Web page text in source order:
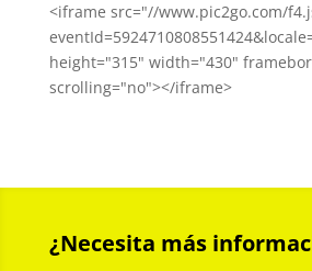
<iframe src="//www.pic2go.com/
height="315" width="430"
scrolling="no"></iframe>
¿Necesita más